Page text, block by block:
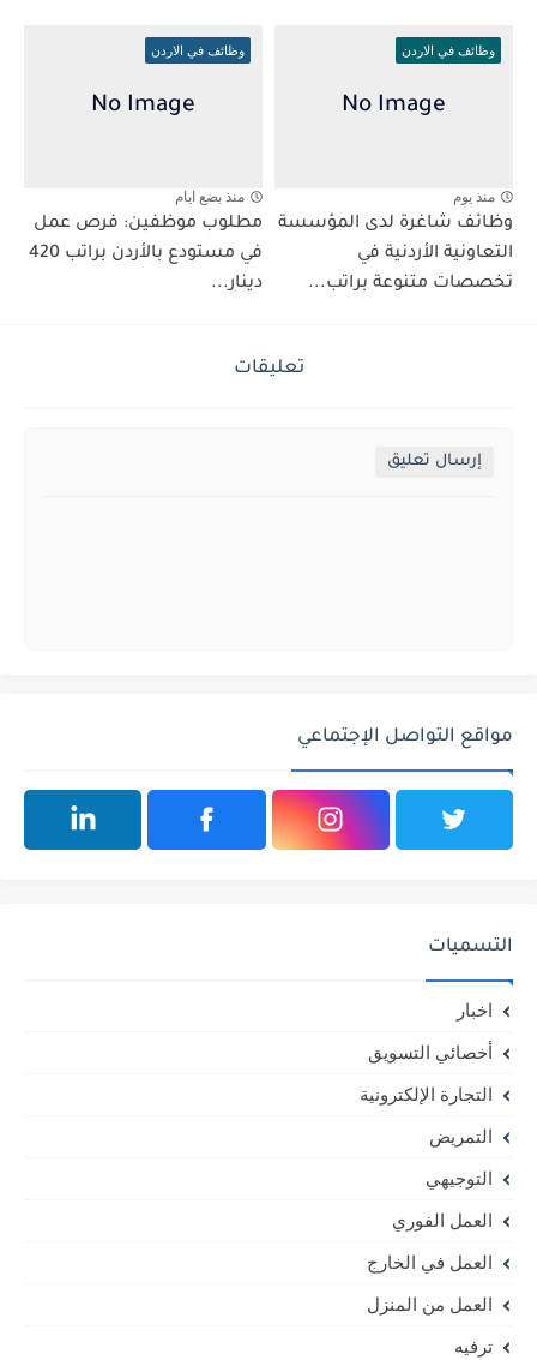
وظائف في الاردن
منذ يوم
وظائف شاغرة لدى المؤسسة
التعاونية الأردنية في
تخصصات متنوعة براتب...
وظائف في الاردن
منذ بضع ايام
مطلوب موظفين: فرص عمل
في مستودع بالأردن براتب 420
دينار...
تعليقات
إرسال تعليق
مواقع التواصل الإجتماعي
التسميات
اخبار
أخصائي التسويق
التجارة الإلكترونية
التمريض
التوجيهي
العمل الفوري
العمل في الخارج
العمل من المنزل
ترفيه